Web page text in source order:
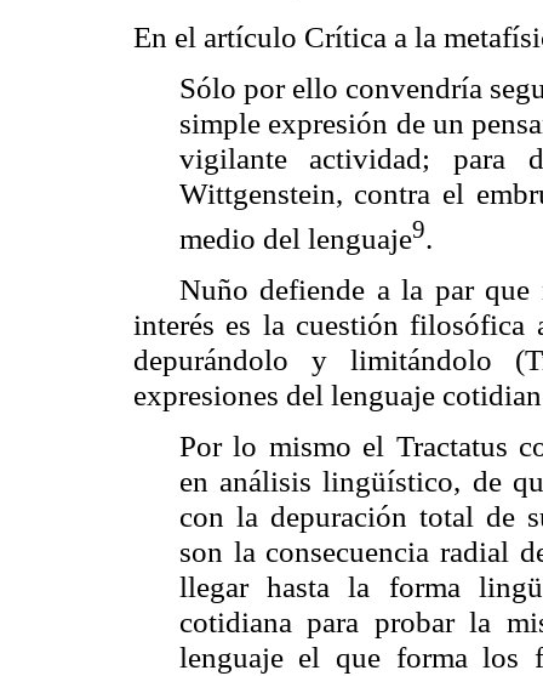
En el artículo Crítica a la
Sólo por ello convendría
simple expresión de un
vigilante actividad; para
Wittgenstein, contra el
medio del lenguaje9.
Nuño defiende a la par
interés es la cuestión filosófica
depurándolo y limitándolo (
expresiones del lenguaje
Por lo mismo el Tractatus
en análisis lingüístico, de
con la depuración total de
son la consecuencia radial
llegar hasta la forma
cotidiana para probar la
lenguaje el que forma los